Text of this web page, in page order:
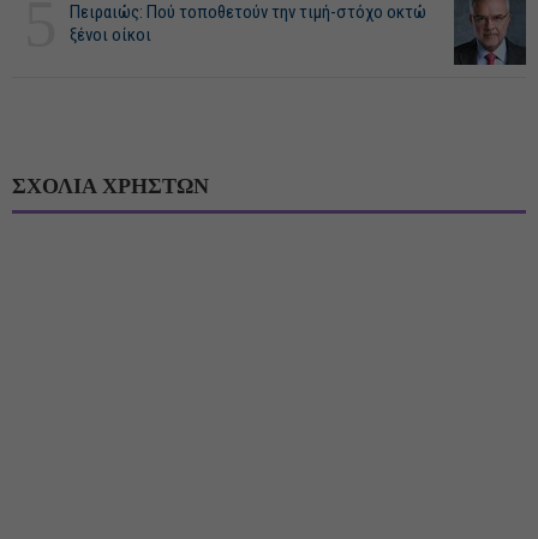
Πειραιώς: Πού τοποθετούν την τιμή-στόχο οκτώ
ξένοι οίκοι
ΣΧΟΛΙΑ ΧΡΗΣΤΩΝ